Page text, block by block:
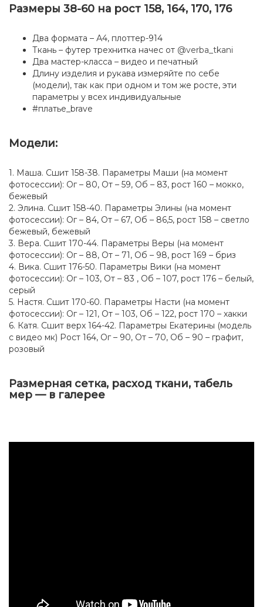
Размеры 38-60 на рост 158, 164, 170, 176
Два формата – А4, плоттер-914
Ткань – футер трехнитка начес от @verba_tkani
Два мастер-класса – видео и печатный
Длину изделия и рукава измеряйте по себе
(модели), так как при одном и том же росте, эти
параметры у всех индивидуальные
#платье_brave
Модели:
1. Маша. Сшит 158-38. Параметры Маши (на момент
фотосессии): Ог – 80, От – 59, Об – 83, рост 160 – мокко,
бежевый
2. Элина. Сшит 158-40. Параметры Элины (на момент
фотосессии): Ог – 84, От – 67, Об – 86,5, рост 158 – светло
бежевый, бежевый
3. Вера. Сшит 170-44. Параметры Веры (на момент
фотосессии): Ог – 88, От – 71, Об – 98, рост 169 – бриз
4. Вика. Сшит 176-50. Параметры Вики (на момент
фотосессии): Ог – 103, От – 83 , Об – 107, рост 176 – белый,
серый
5. Настя. Сшит 170-60. Параметры Насти (на момент
фотосессии): Ог – 121, От – 103, Об – 122, рост 170 – хакки
6. Катя. Сшит верх 164-42. Параметры Екатерины (модель
с видео мк) Рост 164, Ог – 90, От – 70, Об – 90 – графит,
розовый
Размерная сетка, расход ткани, табель
мер — в галерее